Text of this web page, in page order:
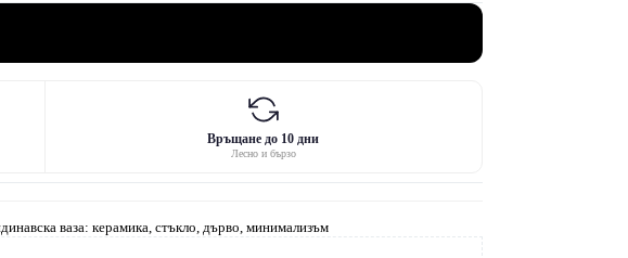
Връщане до 10 дни
Лесно и бързо
ваза: керамика, стъкло, дърво, минимализъм